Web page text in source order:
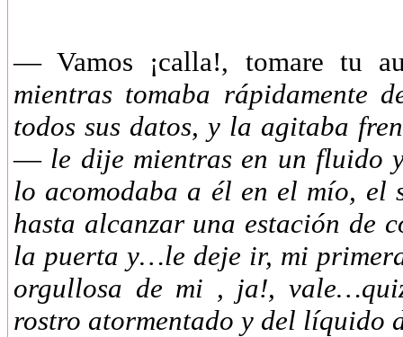
— Vamos ¡calla!, tomare tu
mientras tomaba rápidamente
todos sus datos, y la agitaba
— le dije mientras en un fluido
lo acomodaba a él en el mío, el
hasta alcanzar una estación de
la puerta y…le deje ir, mi
orgullosa de mi , ja!,
rostro atormentado y del líquido